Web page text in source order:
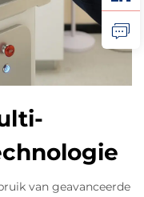
van geavanceerde